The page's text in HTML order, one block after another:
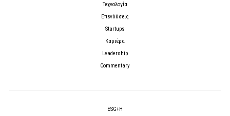
Τεχνολογία
Επενδύσεις
Startups
Καριέρα
Leadership
Commentary
ESG+H